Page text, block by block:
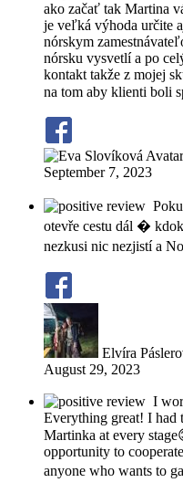
ako začať tak Martina
je veľká výhoda určite
nórskym
nórsku vysvetlí a po
kontakt takže z mojej
na tom aby klienti boli
September 7, 2023
otevře cestu dál �
nezkusi nic nezjistí a
Elvíra
August 29, 2023
I
Everything great! I had
Martinka at every
opportunity to
anyone who wants to